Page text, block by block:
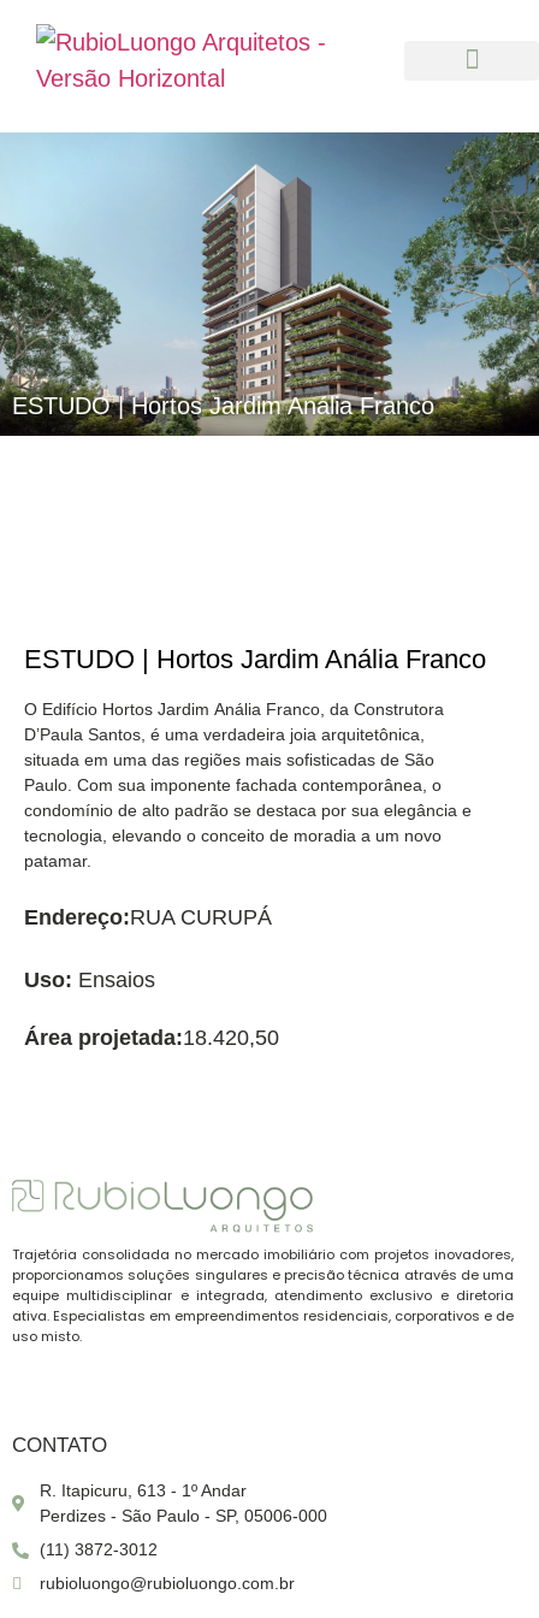
ESTUDO | Hortos Jardim Anália Franco
ESTUDO | Hortos Jardim Anália Franco
O Edifício Hortos Jardim Anália Franco, da Construtora
D’Paula Santos, é uma verdadeira joia arquitetônica,
situada em uma das regiões mais sofisticadas de São
Paulo. Com sua imponente fachada contemporânea, o
condomínio de alto padrão se destaca por sua elegância e
tecnologia, elevando o conceito de moradia a um novo
patamar.
Endereço:RUA CURUPÁ
Uso: Ensaios
Área projetada:18.420,50
Trajetória consolidada no mercado imobiliário com projetos inovadores,
proporcionamos soluções singulares e precisão técnica através de uma
equipe multidisciplinar e integrada, atendimento exclusivo e diretoria
ativa. Especialistas em empreendimentos residenciais, corporativos e de
uso misto.
CONTATO
R. Itapicuru, 613 - 1º Andar
Perdizes - São Paulo - SP, 05006-000
(11) 3872-3012
rubioluongo@rubioluongo.com.br